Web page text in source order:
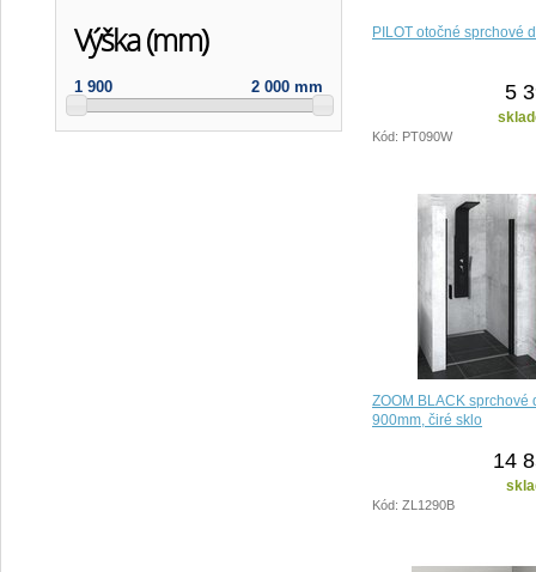
Výška (mm)
1 900 2 000 mm
PILOT otočné sprchové
5
Kód: PT090W
ZOOM BLACK sprchové
900mm, čiré sklo
14
Kód: ZL1290B